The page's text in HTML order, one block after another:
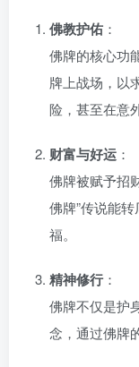
佛教护佑 ：
佛牌的核心功
牌上战场，以
险，甚至在意
财富与好运 ：
佛牌被赋予招
佛牌”传说能
福。
精神修行：
佛牌不仅是护
念，通过佛牌